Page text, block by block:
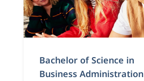
Bachelor of Science in
Business Administration